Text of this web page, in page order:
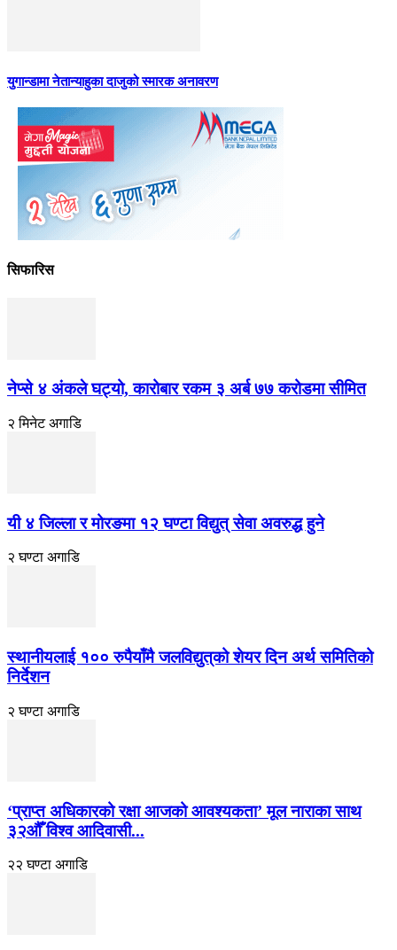
युगान्डामा नेतान्याहुका दाजुको स्मारक अनावरण
सिफारिस
नेप्से ४ अंकले घट्यो, कारोबार रकम ३ अर्ब ७७ करोडमा सीमित
२ मिनेट अगाडि
यी ४ जिल्ला र मोरङमा १२ घण्टा विद्युत् सेवा अवरुद्ध हुने
२ घण्टा अगाडि
स्थानीयलाई १०० रुपैयाँमै जलविद्युत्‌को शेयर दिन अर्थ समितिको
निर्देशन
२ घण्टा अगाडि
‘प्राप्त अधिकारको रक्षा आजको आवश्यकता’ मूल नाराका साथ
३२औँ विश्व आदिवासी...
२२ घण्टा अगाडि